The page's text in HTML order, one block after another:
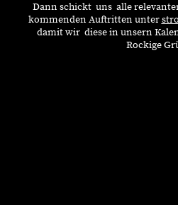
Dann schickt uns alle
kommenden Auftritten unter
damit wir diese in unsern
Rockige